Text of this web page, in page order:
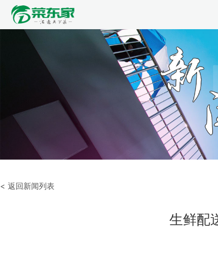
< 返回新闻列表
生鲜配